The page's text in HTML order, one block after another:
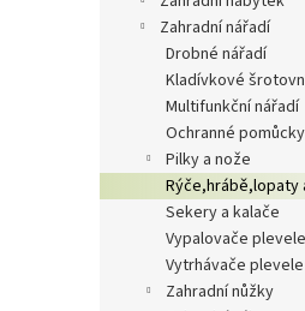
zahradní nářadí
drobné nářadí
kladívkové
multifunkční nářadí
ochranné pomůcky
pilky a nože
rýče,hrábě,lopaty
sekery a kalače
vypalovače plevele
vytrhávače plevele
zahradní nůžky